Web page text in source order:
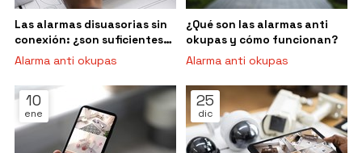
Las alarmas disuasorias sin
conexión: ¿son suficientes
para frenar a los okupas?
Alarma anti okupas
¿Qué son las alarmas anti
okupas y cómo funcionan?
Alarma anti okupas
10
ene
25
dic